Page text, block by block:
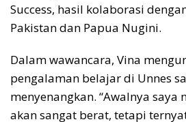
Success, hasil kolaborasi
Pakistan dan Papua Nugini.
Dalam wawancara, Vina
pengalaman belajar di Unnes
menyenangkan. “Awalnya saya
akan sangat berat, tetapi